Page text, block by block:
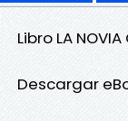
Libro LA
Descargar